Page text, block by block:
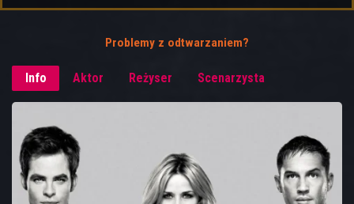
Problemy z odtwarzaniem?
Info Aktor Reżyser Scenarzysta